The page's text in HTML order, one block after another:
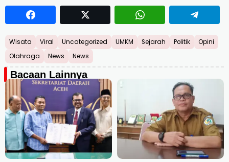
Wisata Viral Uncategorized UMKM Sejarah Politik
Opini
Olahraga
News News
Bacaan Lainnya